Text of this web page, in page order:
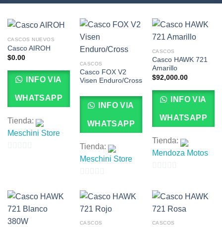
CASCOS NUEVOS
Casco AIROH
$0.00
INFO VIA
WHATSAPP
Tienda:
Meschini Store
CASCOS
Casco FOX V2
Visen Enduro/Cross
INFO VIA
WHATSAPP
Tienda:
Meschini Store
de
5
CASCOS
Casco HAWK 721
Amarillo
$92,000.00
INFO VIA
WHATSAPP
Tienda:
Mendoza Motos
de
CASCOS CASCOS